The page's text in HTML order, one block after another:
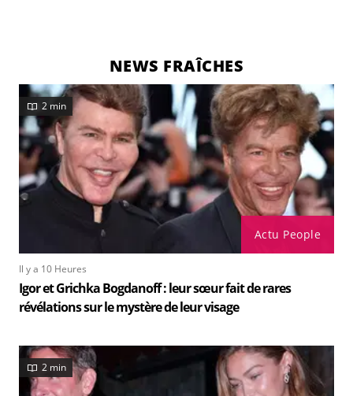
NEWS FRAÎCHES
Actu People
2 min
Il y a 10 Heures
Igor et Grichka Bogdanoff : leur sœur fait de rares
révélations sur le mystère de leur visage
2 min